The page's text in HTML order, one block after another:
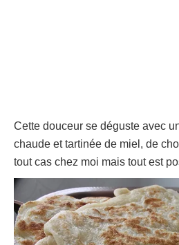
Cette douceur se déguste avec
chaude et tartinée de miel, de
tout cas chez moi mais tout est